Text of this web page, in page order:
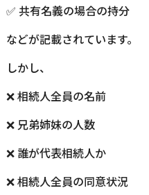
✅ 共有名義の場合の持分
などが記載されています。
しかし、
❌ 相続人全員の名前
❌ 兄弟姉妹の人数
❌ 誰が代表相続人か
❌ 相続人全員の同意状況